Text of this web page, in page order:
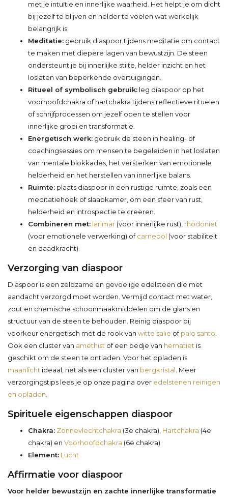
met je intuïtie en innerlijke waarheid. Het helpt je om dicht
bij jezelf te blijven en helder te voelen wat werkelijk
belangrijk is.
Meditatie: gebruik diaspoor tijdens meditatie om contact
te maken met diepere lagen van bewustzijn. De steen
ondersteunt je bij innerlijke stilte, helder inzicht en het
loslaten van beperkende overtuigingen.
Ritueel of symbolisch gebruik: leg diaspoor op het
voorhoofdchakra of hartchakra tijdens reflectieve rituelen
of schrijfprocessen om jezelf open te stellen voor
innerlijke groei en transformatie.
Energetisch werk: gebruik de steen in healing- of
coachingsessies om mensen te begeleiden in het loslaten
van mentale blokkades, het versterken van emotionele
helderheid en het herstellen van innerlijke balans.
Ruimte: plaats diaspoor in een rustige ruimte, zoals een
meditatiehoek of slaapkamer, om een sfeer van rust,
helderheid en introspectie te creëren.
Combineren met: larimar (voor innerlijke rust), rhodoniet
(voor emotionele verwerking) ofcarneool (voor stabiliteit
en daadkracht).
Verzorging van diaspoor
Diaspoor is een zeldzame en gevoelige edelsteen die met
aandacht verzorgd moet worden. Vermijd contact met water,
zout en chemische schoonmaakmiddelen om de glans en
structuur van de steen te behouden. Reinig diaspoor bij
voorkeur energetisch met de rook van witte salie ofpalo santo
Ook een cluster van amethist of een bedje van hematiet is
geschikt om de steen te ontladen. Voor het opladen is
maanlicht ideaal, net als een cluster van bergkristal . Meer
verzorgingstips lees je op onze pagina over edelstenen reinigen
en opladen
Spirituele eigenschappen diaspoor
Chakra: Zonnevlechtchakra (3e chakra), Hartchakra (4e
chakra) en Voorhoofdchakra (6e chakra)
Element: Lucht
Affirmatie voor diaspoor
Voor helder bewustzijn en zachte innerlijke transformatie